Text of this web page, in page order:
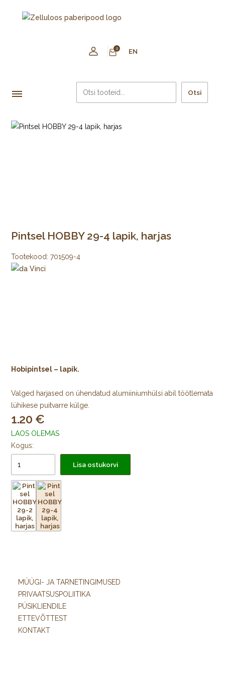
0 EN
Otsi
Pintsel HOBBY 29-4 lapik, harjas
Tootekood: 701509-4
Hobipintsel – lapik.
Valged harjased on ühendatud alumiiniumhülsi abil töötlemata
lühikese puitvarre külge.
1.20
LAOS OLEMAS
Kogus:
Lisa ostukorvi
MÜÜGI- JA TARNETINGIMUSED
PRIVAATSUSPOLIITIKA
PÜSIKLIENDILE
ETTEVÕTTEST
KONTAKT